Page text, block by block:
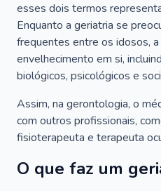
esses dois termos
Enquanto a geriatria se
frequentes entre os idosos,
envelhecimento em si,
biológicos, psicológicos e
Assim, na gerontologia, o
com outros profissionais,
fisioterapeuta e terapeuta
O que faz um